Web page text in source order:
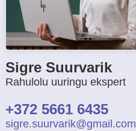
Sigre Suurvarik
Rahulolu uuringu ekspert
+372 5661 6435
sigre.suurvarik@gmail.com